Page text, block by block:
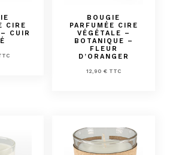
CIRE
CUIR
BOUGIE
PARFUMÉE CIRE
VÉGÉTALE –
BOTANIQUE –
FLEUR
D’ORANGER
12,90€ TTC